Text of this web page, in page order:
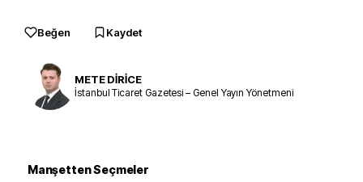
Beğen Kaydet
METE DİRİCE
İstanbul Ticaret Gazetesi – Genel Yayın Yönetmeni
Manşetten Seçmeler